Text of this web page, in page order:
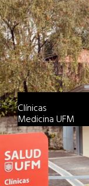
Clínicas
Medicina UFM